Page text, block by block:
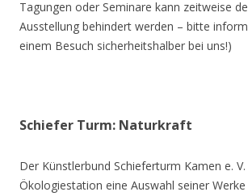
Tagungen oder Seminare kann zeitweise
Ausstellung behindert werden – bitte
einem Besuch sicherheitshalber bei uns!)
Schiefer Turm: Naturkraft
Der Künstlerbund Schieferturm Kamen e.
Ökologiestation eine Auswahl seiner